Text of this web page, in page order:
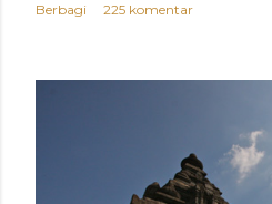
Berbagi 225 komentar